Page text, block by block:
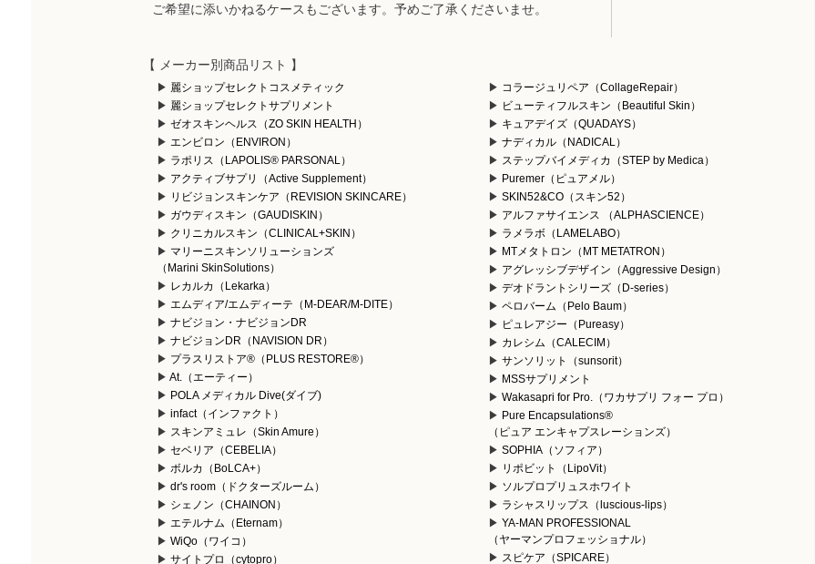
ご希望に添いかねるケースもございます。予めご了承くださいませ。
【 メーカー別商品リスト 】
麗ショップセレクトコスメティック
麗ショップセレクトサプリメント
ゼオスキンヘルス（ZO SKIN HEALTH）
エンビロン（ENVIRON）
ラポリス（LAPOLIS® PARSONAL）
アクティブサプリ（Active Supplement）
リビジョンスキンケア（REVISION SKINCARE）
ガウディスキン（GAUDISKIN）
クリニカルスキン（CLINICAL+SKIN）
マリーニスキンソリューションズ
（Marini SkinSolutions）
レカルカ（Lekarka）
エムディア/エムディーテ（M-DEAR/M-DITE）
ナビジョン・ナビジョンDR
ナビジョンDR（NAVISION DR）
プラスリストア®（PLUS RESTORE®）
At.（エーティー）
POLA メディカル Dive(ダイブ)
infact（インファクト）
スキンアミュレ（Skin Amure）
セベリア（CEBELIA）
ボルカ（BoLCA+）
dr's room（ドクターズルーム）
シェノン（CHAINON）
エテルナム（Eternam）
WiQo（ワイコ）
サイトプロ（cytopro）
コラージュリペア（CollageRepair）
ビューティフルスキン（Beautiful Skin）
キュアデイズ（QUADAYS）
ナディカル（NADICAL）
ステップバイメディカ（STEP by Medica）
Puremer（ピュアメル）
SKIN52&CO（スキン52）
アルファサイエンス （ALPHASCIENCE）
ラメラボ（LAMELABO）
MTメタトロン（MT METATRON）
アグレッシブデザイン（Aggressive Design）
デオドラントシリーズ（D-series）
ペロバーム（Pelo Baum）
ピュレアジー（Pureasy）
カレシム（CALECIM）
サンソリット（sunsorit）
MSSサプリメント
Wakasapri for Pro.（ワカサプリ フォー プロ）
Pure Encapsulations®
（ピュア エンキャプスレーションズ）
SOPHIA（ソフィア）
リポビット（LipoVit）
ソルプロプリュスホワイト
ラシャスリップス（luscious-lips）
YA-MAN PROFESSIONAL
（ヤーマンプロフェッショナル）
スピケア（SPICARE）